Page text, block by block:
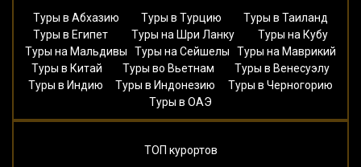
Туры в Абхазию
Туры в Турцию
Туры в Таиланд
Туры в Египет
Туры на Шри Ланку
Туры на Кубу
Туры на Мальдивы
Туры на Сейшелы
Туры на Маврикий
Туры в Китай
Туры во Вьетнам
Туры в Венесуэлу
Туры в Индию
Туры в Индонезию
Туры в Черногорию
Туры в ОАЭ
ТОП курортов